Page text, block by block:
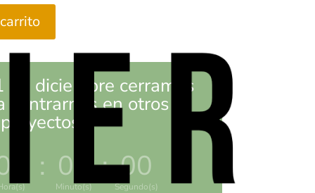
de diciembre cerramos
centrarnos en otros
proyectos.
: 00
Minuto(s)
: 00
Segundo(s)